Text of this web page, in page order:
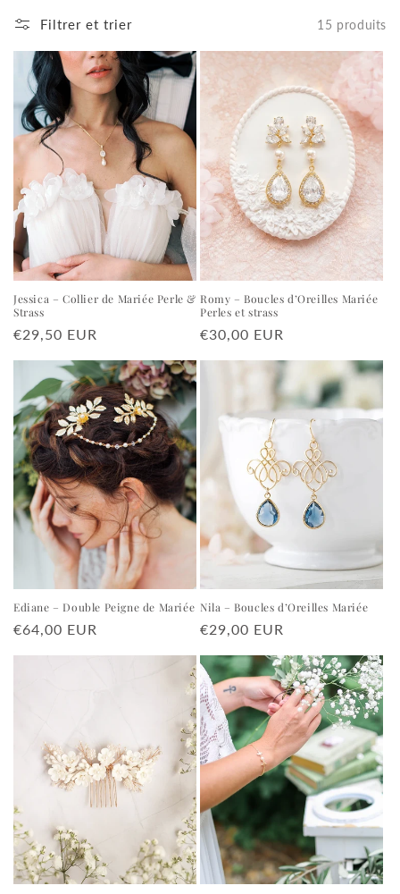
Filtrer et trier 15 produits
Jessica – Collier de Mariée Perle &
Strass
Prix
€29,50 EUR
Romy – Boucles d’Oreilles Mariée
Perles et strass
Prix
€30,00 EUR
Ediane – Double Peigne de Mariée
Prix
€64,00 EUR
Nila – Boucles d’Oreilles Mariée
Prix
€29,00 EUR